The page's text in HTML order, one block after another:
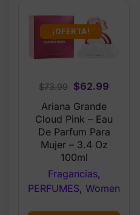
¡OFERTA!
$73.99 Original
price
was:
$73.99.
$62.99
is:
$62.99.
Ariana Grande
Cloud Pink – Eau
De Parfum Para
Mujer – 3.4 Oz
100ml
Fragancias,
PERFUMES, Women